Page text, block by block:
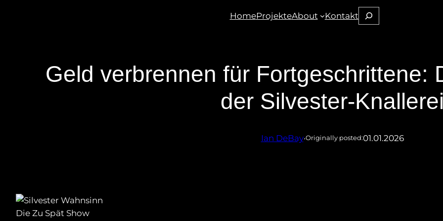
HomeProjekteAbout KontaktSuchen
Geld verbrennen für Fortgeschrittene:
der Silvester-Knallerei
Ian DeBay·Originally posted:01.01.2026
Die Zu Spät Show